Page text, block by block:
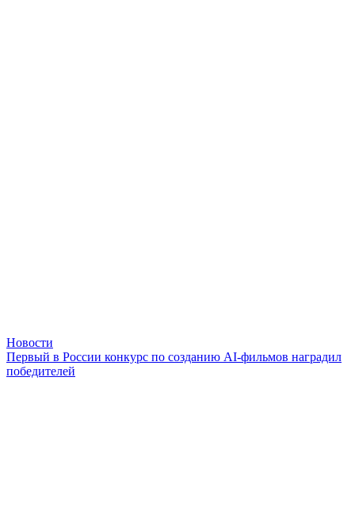
Новости
Первый в России конкурс по созданию AI-фильмов наградил
победителей